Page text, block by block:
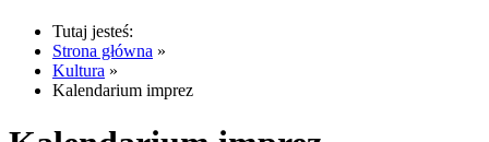
Tutaj jesteś:
Strona główna »
Kultura »
Kalendarium imprez